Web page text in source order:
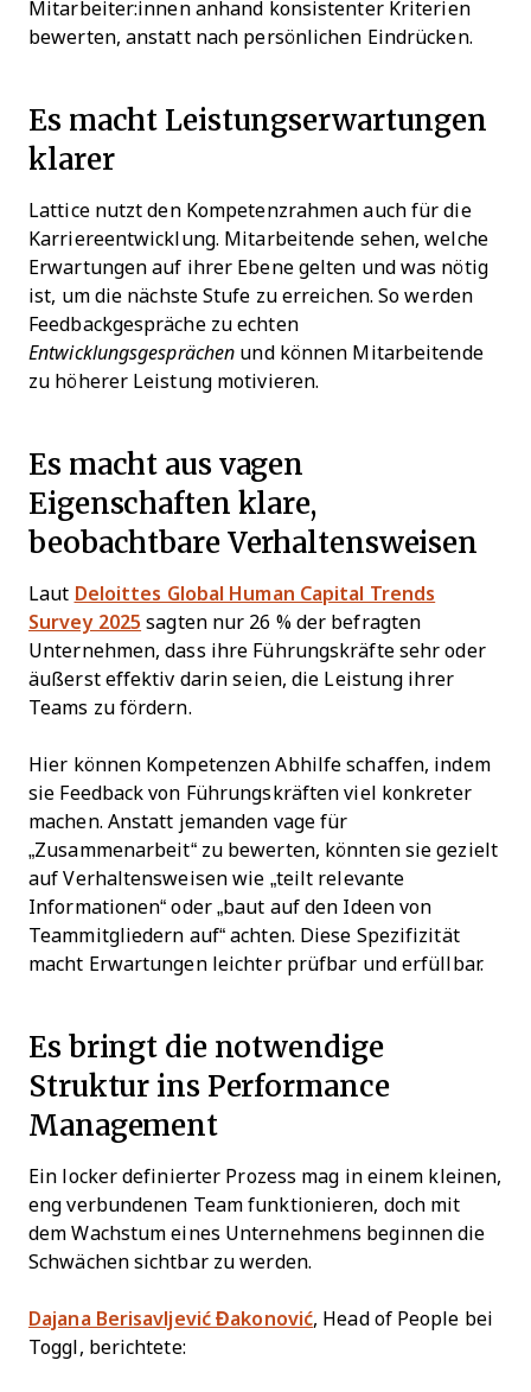
Mitarbeiter:innen anhand konsistenter Kriterien
bewerten, anstatt nach persönlichen Eindrücken.
Es macht Leistungserwartungen
klarer
Lattice nutzt den Kompetenzrahmen auch für die
Karriereentwicklung. Mitarbeitende sehen, welche
Erwartungen auf ihrer Ebene gelten und was nötig
ist, um die nächste Stufe zu erreichen. So werden
Feedbackgespräche zu echten
Entwicklungsgesprächen und können Mitarbeitende
zu höherer Leistung motivieren.
Es macht aus vagen
Eigenschaften klare,
beobachtbare Verhaltensweisen
Laut Deloittes Global Human Capital Trends
Survey 2025 sagten nur 26 % der befragten
Unternehmen, dass ihre Führungskräfte sehr oder
äußerst effektiv darin seien, die Leistung ihrer
Teams zu fördern.
Hier können Kompetenzen Abhilfe schaffen, indem
sie Feedback von Führungskräften viel konkreter
machen. Anstatt jemanden vage für
„Zusammenarbeit“ zu bewerten, könnten sie gezielt
auf Verhaltensweisen wie „teilt relevante
Informationen“ oder „baut auf den Ideen von
Teammitgliedern auf“ achten. Diese Spezifizität
macht Erwartungen leichter prüfbar und erfüllbar.
Es bringt die notwendige
Struktur ins Performance
Management
Ein locker definierter Prozess mag in einem kleinen,
eng verbundenen Team funktionieren, doch mit
dem Wachstum eines Unternehmens beginnen die
Schwächen sichtbar zu werden.
Dajana Berisavljević Đakonović, Head of People bei
Toggl, berichtete: